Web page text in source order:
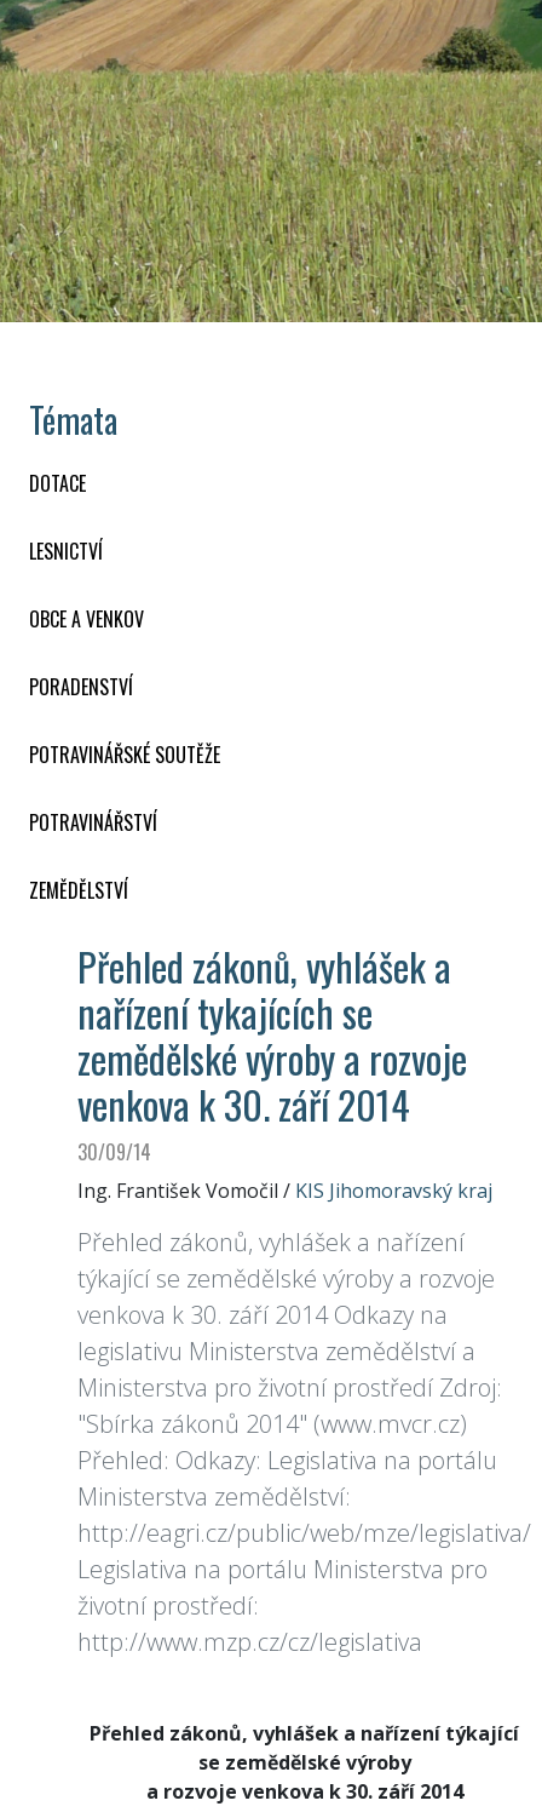
Témata
DOTACE
LESNICTVÍ
OBCE A VENKOV
PORADENSTVÍ
POTRAVINÁŘSKÉ SOUTĚŽE
POTRAVINÁŘSTVÍ
ZEMĚDĚLSTVÍ
Přehled zákonů, vyhlášek a
nařízení tykajících se
zemědělské výroby a rozvoje
venkova k 30. září 2014
30/09/14
Ing. František Vomočil / KIS Jihomoravský kraj
Přehled zákonů, vyhlášek a nařízení
týkající se zemědělské výroby a rozvoje
venkova k 30. září 2014 Odkazy na
legislativu Ministerstva zemědělství a
Ministerstva pro životní prostředí Zdroj:
"Sbírka zákonů 2014" (www.mvcr.cz)
Přehled: Odkazy: Legislativa na portálu
Ministerstva zemědělství:
http://eagri.cz/public/web/mze/legislativa/
Legislativa na portálu Ministerstva pro
životní prostředí:
http://www.mzp.cz/cz/legislativa
Přehled zákonů, vyhlášek a nařízení týkající
se zemědělské výroby
a rozvoje venkova k 30. září 2014